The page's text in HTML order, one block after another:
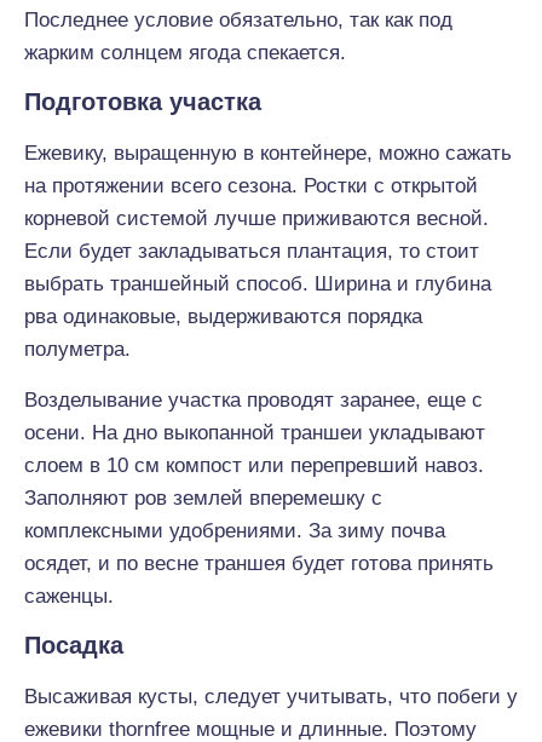
Последнее условие обязательно, так как под
жарким солнцем ягода спекается.
Подготовка участка
Ежевику, выращенную в контейнере, можно сажать
на протяжении всего сезона. Ростки с открытой
корневой системой лучше приживаются весной.
Если будет закладываться плантация, то стоит
выбрать траншейный способ. Ширина и глубина
рва одинаковые, выдерживаются порядка
полуметра.
Возделывание участка проводят заранее, еще с
осени. На дно выкопанной траншеи укладывают
слоем в 10 см компост или перепревший навоз.
Заполняют ров землей вперемешку с
комплексными удобрениями. За зиму почва
осядет, и по весне траншея будет готова принять
саженцы.
Посадка
Высаживая кусты, следует учитывать, что побеги у
ежевики thornfree мощные и длинные. Поэтому